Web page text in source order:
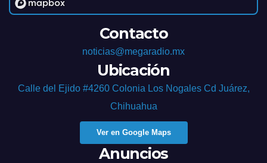
Contacto
noticias@megaradio.mx
Ubicación
Calle del Ejido #4260 Colonia Los Nogales Cd Juárez,
Chihuahua
Ver en Google Maps
Anuncios